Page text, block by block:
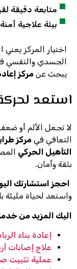
متابعة دقيقة
بيئة علاجية
اختيار المركز
الجسدي والنفسي
يبحث عن مركز
استعد
لا تجعل الألم أو
التعافي في مركز
التأهيل الحركي
بثقة وأمان.
احجز استشارتك
واستعد لحياة مليئة
اليك المزيد من
إعادة بناء
علاج إصابات
عملية تثبيت